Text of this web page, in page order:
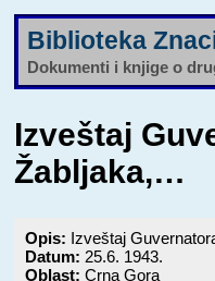
Biblioteka
Dokumenti i knjige o
Izveštaj
Žabljaka,…
Opis: Izveštaj
Datum: 25.6. 1943.
Oblast: Crna Gora